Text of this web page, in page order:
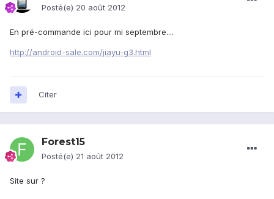
Posté(e) 20 août 2012
En pré-commande ici pour mi septembre....
http://android-sale.com/jiayu-g3.html
Citer
Forest15
Posté(e) 21 août 2012
Site sur ?